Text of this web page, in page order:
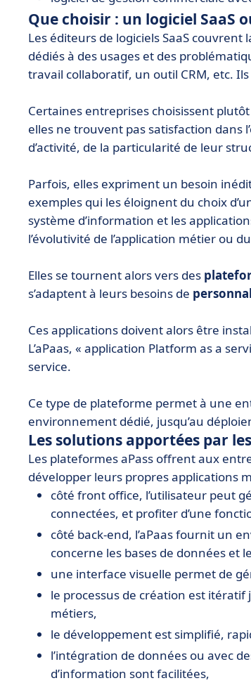
Que choisir : un logiciel SaaS
Les éditeurs de logiciels SaaS
dédiés à des usages et des
travail collaboratif, un outil CRM, etc.
Certaines entreprises choisissent
elles ne trouvent pas satisfaction dans
d’activité, de la particularité de leur
Parfois, elles expriment un besoin
exemples qui les éloignent du choix
système d’information et les
l’évolutivité de l’application métier ou
Elles se tournent alors vers des
s’adaptent à leurs besoins de
Ces applications doivent alors être
L’aPaas, « application Platform as a
service.
Ce type de plateforme permet à une
environnement dédié, jusqu’au
Les solutions apportées par
Les plateformes aPass offrent aux
développer leurs propres applications
côté front office, l’utilisateur peut
connectées, et profiter d’une
côté back-end, l’aPaas fournit un
concerne les bases de données et
une interface visuelle permet de
le processus de création est
métiers,
le développement est simplifié,
l’intégration de données ou avec
d’information sont facilitées,